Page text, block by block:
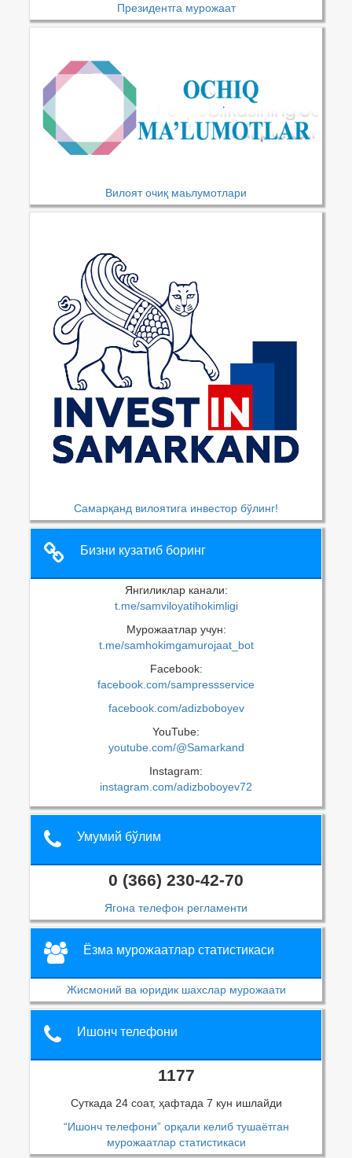
Президентга мурожаат
Вилоят очиқ маьлумотлари
Самарқанд вилоятига инвестор бўлинг!
Бизни кузатиб боринг
Янгиликлар канали:
t.me/samviloyatihokimligi
Мурожаатлар учун:
t.me/samhokimgamurojaat_bot
Facebook:
facebook.com/sampressservice
facebook.com/adizboboyev
YouTube:
youtube.com/@Samarkand
Instagram:
instagram.com/adizboboyev72
Умумий бўлим
0 (366) 230-42-70
Ягона телефон регламенти
Ёзма мурожаатлар статистикаси
Жисмоний ва юридик шахслар мурожаати
Ишонч телефони
1177
Суткада 24 соат, ҳафтада 7 кун ишлайди
“Ишонч телефони” орқали келиб тушаётган
мурожаатлар статистикаси